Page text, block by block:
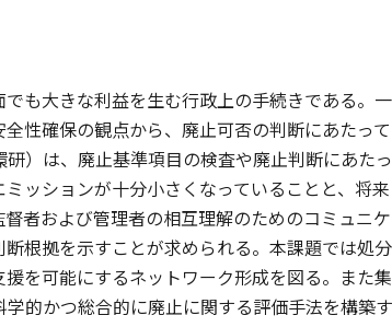
も大きな利益を生む行政上の手続きである。
性確保の観点から、廃止可否の判断にあたっ
）は、廃止基準項目の検査や廃止判断にあた
ッションが十分小さくなっていることと、将
者および管理者の相互理解のためのコミュニ
根拠を示すことが求められる。本課題では処
を可能にするネットワーク形成を図る。また
的かつ総合的に廃止に関する評価手法を構築す